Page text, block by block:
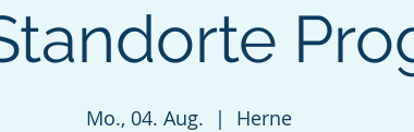
Mo., 04. Aug.
  |
Herne